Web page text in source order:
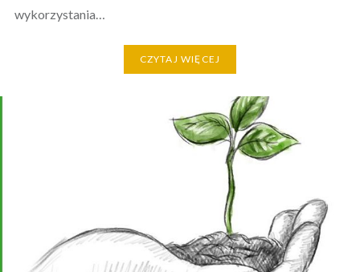
wykorzystania…
CZYTAJ WIĘCEJ